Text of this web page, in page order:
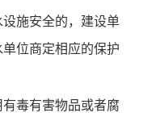
施安全的，建设单
位商定相应的保护
毒有害物品或者腐